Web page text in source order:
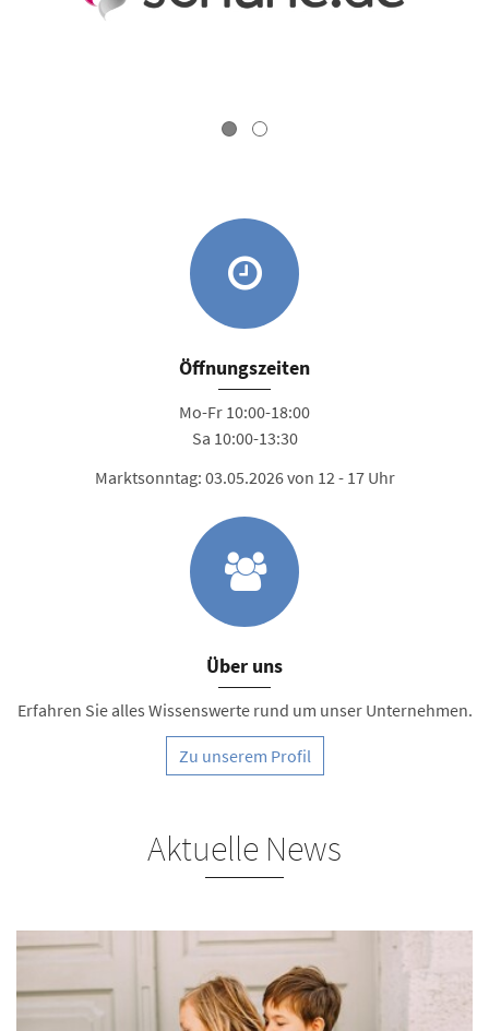
Öffnungszeiten
Mo-Fr 10:00-18:00
Sa 10:00-13:30
Marktsonntag: 03.05.2026 von 12 - 17 Uhr
Über uns
Erfahren Sie alles Wissenswerte rund um unser Unternehmen.
Zu unserem Profil
Aktuelle News